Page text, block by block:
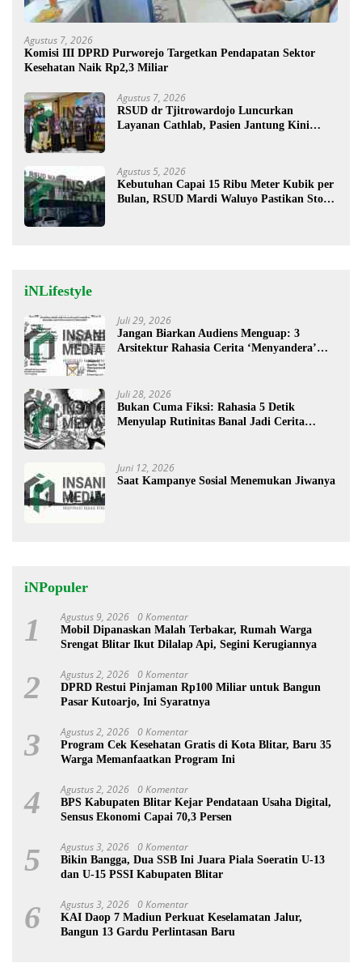
Agustus 7, 2026
Komisi III DPRD Purworejo Targetkan Pendapatan Sektor
Kesehatan Naik Rp2,3 Miliar
Agustus 7, 2026
RSUD dr Tjitrowardojo Luncurkan
Layanan Cathlab, Pasien Jantung Kini
Agustus 5, 2026
Kebutuhan Capai 15 Ribu Meter Kubik per
Bulan, RSUD Mardi Waluyo Pastikan Stok
iNLifestyle
Juli 29, 2026
Jangan Biarkan Audiens Menguap: 3
Arsitektur Rahasia Cerita ‘Menyandera’
Juli 28, 2026
Bukan Cuma Fiksi: Rahasia 5 Detik
Menyulap Rutinitas Banal Jadi Cerita
Juni 12, 2026
Saat Kampanye Sosial Menemukan Jiwanya
iNPopuler
1 Agustus 9, 2026 0 Komentar
Mobil Dipanaskan Malah Terbakar, Rumah Warga
Srengat Blitar Ikut Dilalap Api, Segini Kerugiannya
2 Agustus 2, 2026 0 Komentar
DPRD Restui Pinjaman Rp100 Miliar untuk Bangun
Pasar Kutoarjo, Ini Syaratnya
3 Agustus 2, 2026 0 Komentar
Program Cek Kesehatan Gratis di Kota Blitar, Baru 35
Warga Memanfaatkan Program Ini
4 Agustus 2, 2026 0 Komentar
BPS Kabupaten Blitar Kejar Pendataan Usaha Digital,
Sensus Ekonomi Capai 70,3 Persen
5 Agustus 3, 2026 0 Komentar
Bikin Bangga, Dua SSB Ini Juara Piala Soeratin U-13
dan U-15 PSSI Kabupaten Blitar
6 Agustus 3, 2026 0 Komentar
KAI Daop 7 Madiun Perkuat Keselamatan Jalur,
Bangun 13 Gardu Perlintasan Baru